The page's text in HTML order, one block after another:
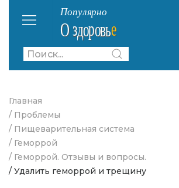
Главная
/ Проблемы
/ Пищеварительная система
/ Геморрой
/ Геморрой. Отзывы и вопросы.
/ Удалить геморрой и трещину